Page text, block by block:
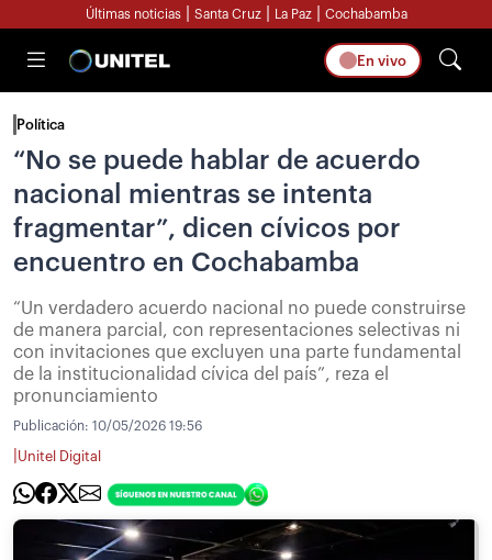
Últimas noticias Santa Cruz La Paz Cochabamba
En vivo
Política
“No se puede hablar de acuerdo
nacional mientras se intenta
fragmentar”, dicen cívicos por
encuentro en Cochabamba
“Un verdadero acuerdo nacional no puede construirse
de manera parcial, con representaciones selectivas ni
con invitaciones que excluyen una parte fundamental
de la institucionalidad cívica del país”, reza el
pronunciamiento
Publicación: 10/05/2026 19:56
Unitel Digital